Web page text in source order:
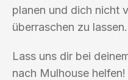
planen und dich nicht
überraschen zu lassen.
Lass uns dir bei
nach Mulhouse